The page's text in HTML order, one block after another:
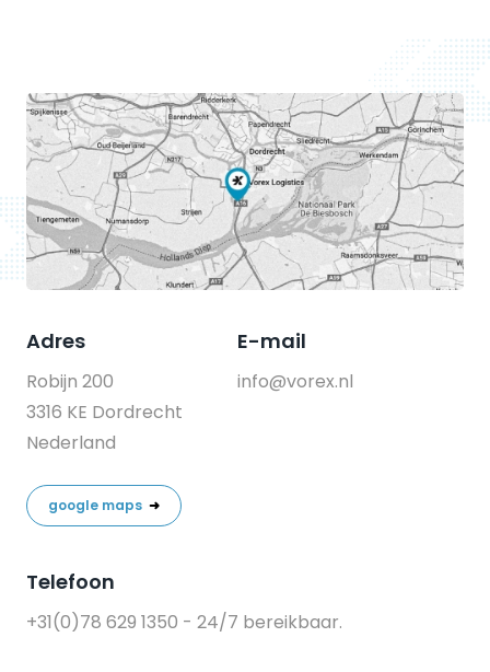
Adres
Robijn 200
3316 KE Dordrecht
Nederland
google maps ➜
E-mail
info@vorex.nl
Telefoon
+31(0)78 629 1350 - 24/7 bereikbaar.